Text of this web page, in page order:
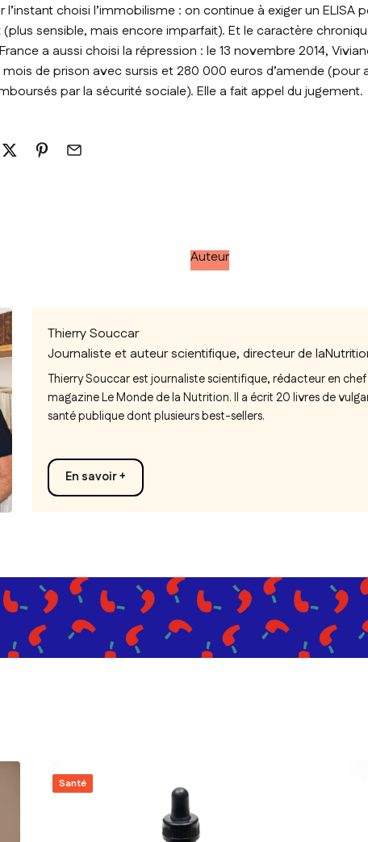
l’instant choisi l’immobilisme : on continue à exiger un ELISA
sensible, mais encore imparfait). Et le caractère
a aussi choisi la répression : le 13 novembre 2014,
de prison avec sursis et 280 000 euros d’amende (pour
par la sécurité sociale). Elle a fait appel du jugement.
Auteur
Thierry Souccar
Journaliste et auteur scientifique, directeur de
Thierry Souccar est journaliste scientifique, rédacteur en
magazineLe Monde de la Nutrition.Il a écrit 20 livres de
santé publique dont plusieurs best-sellers.
En savoir +
Santé